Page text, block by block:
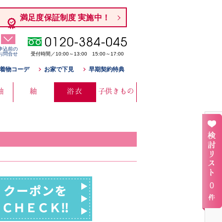
満足度保証制度 実施中！
込前の
問合せ
受付時間／10:00～13:00 15:00～17:00
物コーデ お家で下見 早期契約特典
紬 浴衣 子供きもの
0